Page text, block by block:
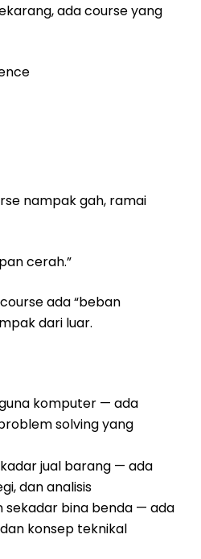
ada course yang
nampak gah, ramai
cerah.”
ada “beban
dari luar.
komputer — ada
solving yang
jual barang — ada
dan analisis
sekadar bina benda — ada
konsep teknikal